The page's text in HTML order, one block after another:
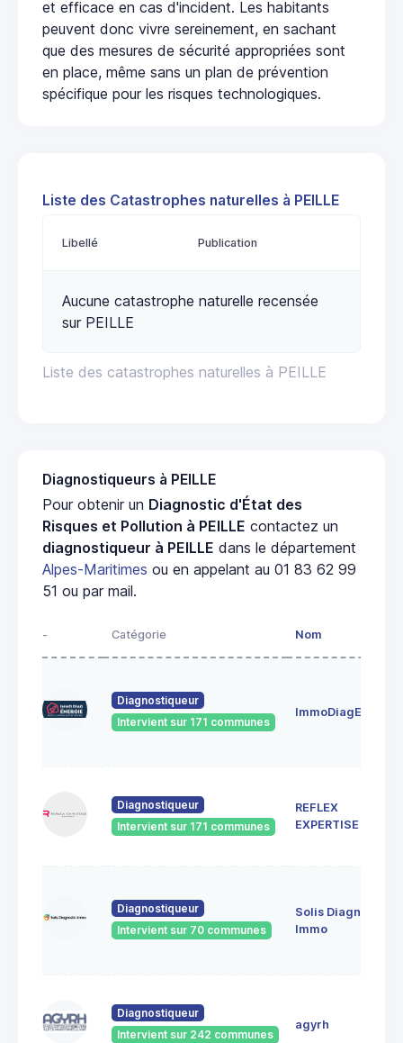
et efficace en cas d'incident. Les habitants
peuvent donc vivre sereinement, en sachant
que des mesures de sécurité appropriées sont
en place, même sans un plan de prévention
spécifique pour les risques technologiques.
Liste des Catastrophes naturelles à PEILLE
Liste des catastrophes naturelles à PEILLE
Libellé Publication
Aucune catastrophe naturelle recensée
sur PEILLE
Diagnostiqueurs à PEILLE
Pour obtenir un Diagnostic d'État des
Risques et Pollution à PEILLE contactez un
diagnostiqueur à PEILLE dans le département
Alpes-Maritimes ou en appelant au 01 83 62 99
51 ou par mail.
- Catégorie Nom
Diagnostiqueur
Intervient sur 171 communes
ImmoDiagEnergie
Diagnostiqueur
Intervient sur 171 communes
REFLEX
EXPERTISE
Diagnostiqueur
Intervient sur 70 communes
Solis Diagnostic
Immo
Diagnostiqueur
Intervient sur 242 communes
agyrh